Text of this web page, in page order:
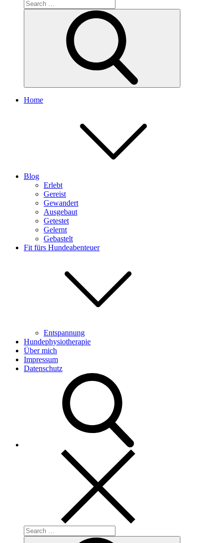
Search
for:
Home
Blog
Erlebt
Gereist
Gewandert
Ausgebaut
Getestet
Gelernt
Gebastelt
Fit fürs Hundeabenteuer
Entspannung
Hundephysiotherapie
Über mich
Impressum
Datenschutz
Search
for: